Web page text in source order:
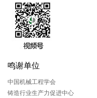
鸣谢单位
中国机械工程学会
铸造行业生产力促进中心